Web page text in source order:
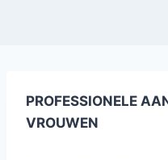
PROFESSIONELE
VROUWEN